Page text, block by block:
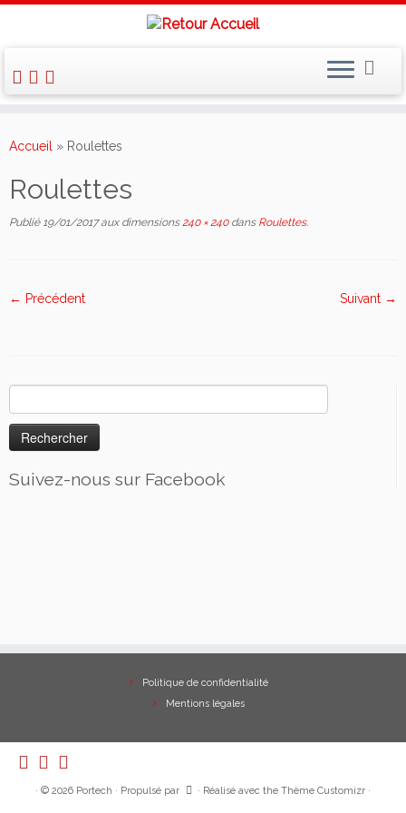
Accueil » Roulettes
Roulettes
Publié 19/01/2017aux dimensions240 × 240dansRoulettes.
← Précédent Suivant →
Suivez-nous sur Facebook
Politique de confidentialité
Mentions légales
· © 2026 Portech · Propulsé par · Réalisé avec the Thème Customizr ·